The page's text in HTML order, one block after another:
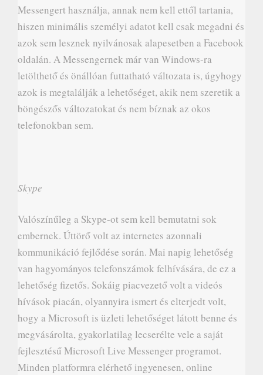
Messengert használja, annak nem kell ettől tartania,
hiszen minimális személyi adatot kell csak megadni és
azok sem lesznek nyilvánosak alapesetben a Facebook
oldalán. A Messengernek már van Windows-ra
letölthető és önállóan futtatható változata is, úgyhogy
azok is megtalálják a lehetőséget, akik nem szeretik a
böngészős változatokat és nem bíznak az okos
telefonokban sem.
Skype
Valószínűleg a Skype-ot sem kell bemutatni sok
embernek. Úttörő volt az internetes azonnali
kommunikáció fejlődése során. Mai napig lehetőség
van hagyományos telefonszámok felhívására, de ez a
lehetőség fizetős. Sokáig piacvezető volt a videós
hívások piacán, olyannyira ismert és elterjedt volt,
hogy a Microsoft is üzleti lehetőséget látott benne és
megvásárolta, gyakorlatilag lecserélte vele a saját
fejlesztésű Microsoft Live Messenger programot.
Minden platformra elérhető ingyenesen, online